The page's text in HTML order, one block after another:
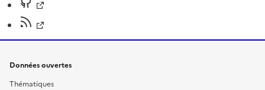
Données ouvertes
Thématiques